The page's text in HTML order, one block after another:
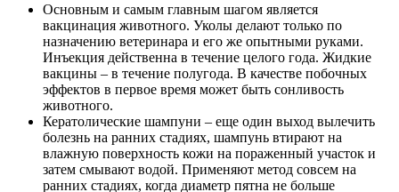
Основным и самым главным шагом является
вакцинация животного. Уколы делают только по
назначению ветеринара и его же опытными руками.
Инъекция действенна в течение целого года. Жидкие
вакцины – в течение полугода. В качестве побочных
эффектов в первое время может быть сонливость
животного.
Кератолические шампуни – еще один выход вылечить
болезнь на ранних стадиях, шампунь втирают на
влажную поверхность кожи на пораженный участок и
затем смывают водой. Применяют метод совсем на
ранних стадиях, когда диаметр пятна не больше